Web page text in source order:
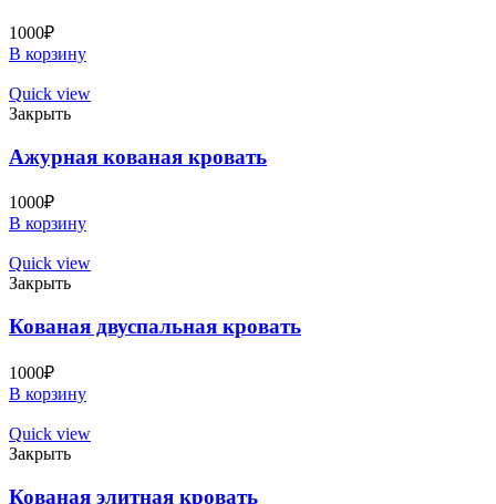
1000₽
В корзину
Quick view
Закрыть
Ажурная кованая кровать
1000₽
В корзину
Quick view
Закрыть
Кованая двуспальная кровать
1000₽
В корзину
Quick view
Закрыть
Кованая элитная кровать